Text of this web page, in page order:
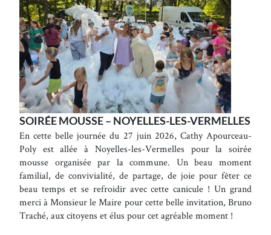
SOIRÉE MOUSSE – NOYELLES-LES-VERMELLES
En cette belle journée du 27 juin 2026, Cathy Apourceau-
Poly est allée à Noyelles-les-Vermelles pour la soirée
mousse organisée par la commune. Un beau moment
familial, de convivialité, de partage, de joie pour fêter ce
beau temps et se refroidir avec cette canicule ! Un grand
merci à Monsieur le Maire pour cette belle invitation, Bruno
Traché, aux citoyens et élus pour cet agréable moment !